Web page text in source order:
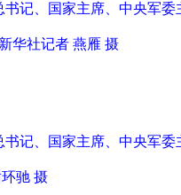
书记、国家主席、中央军
新华社记者 燕雁 摄
书记、国家主席、中央军
驰 摄